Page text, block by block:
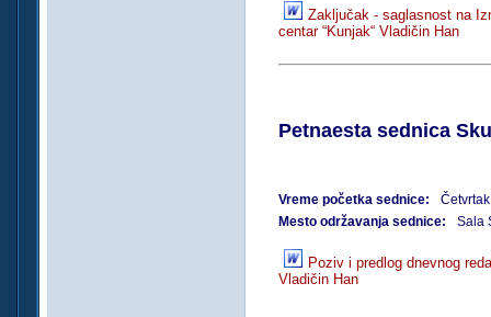
Zaključak - saglasnost na
centar “Kunjak“ Vladičin Han
Petnaesta sednica
Vreme početka sednice:
Mesto održavanja sednice:
Sala
Poziv i predlog dnevnog
Vladičin Han